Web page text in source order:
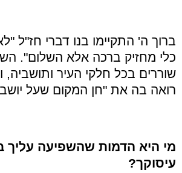
ברוך ה' התקיימו בנו דברי חז"ל
כלי מחזיק ברכה אלא השלום".
שוררים בכל חלקי העיר
רואה בה את "חן המקום שעל
מי היא הדמות שהשפיעה עליך
עיסוקך?